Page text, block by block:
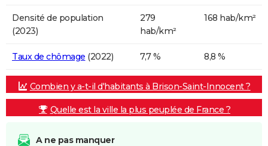
Densité de population
(2023)
279
hab/km²
168 hab/km²
Taux de chômage (2022) 7,7 % 8,8 %
Combien y a-t-il d'habitants à Brison-Saint-Innocent ?
Quelle est la ville la plus peuplée de France ?
A ne pas manquer